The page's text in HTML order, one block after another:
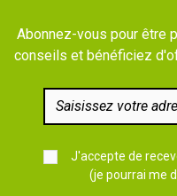
Abonnez-vous pour être
conseils et bénéficiez
J'accepte de
(je pourrai me